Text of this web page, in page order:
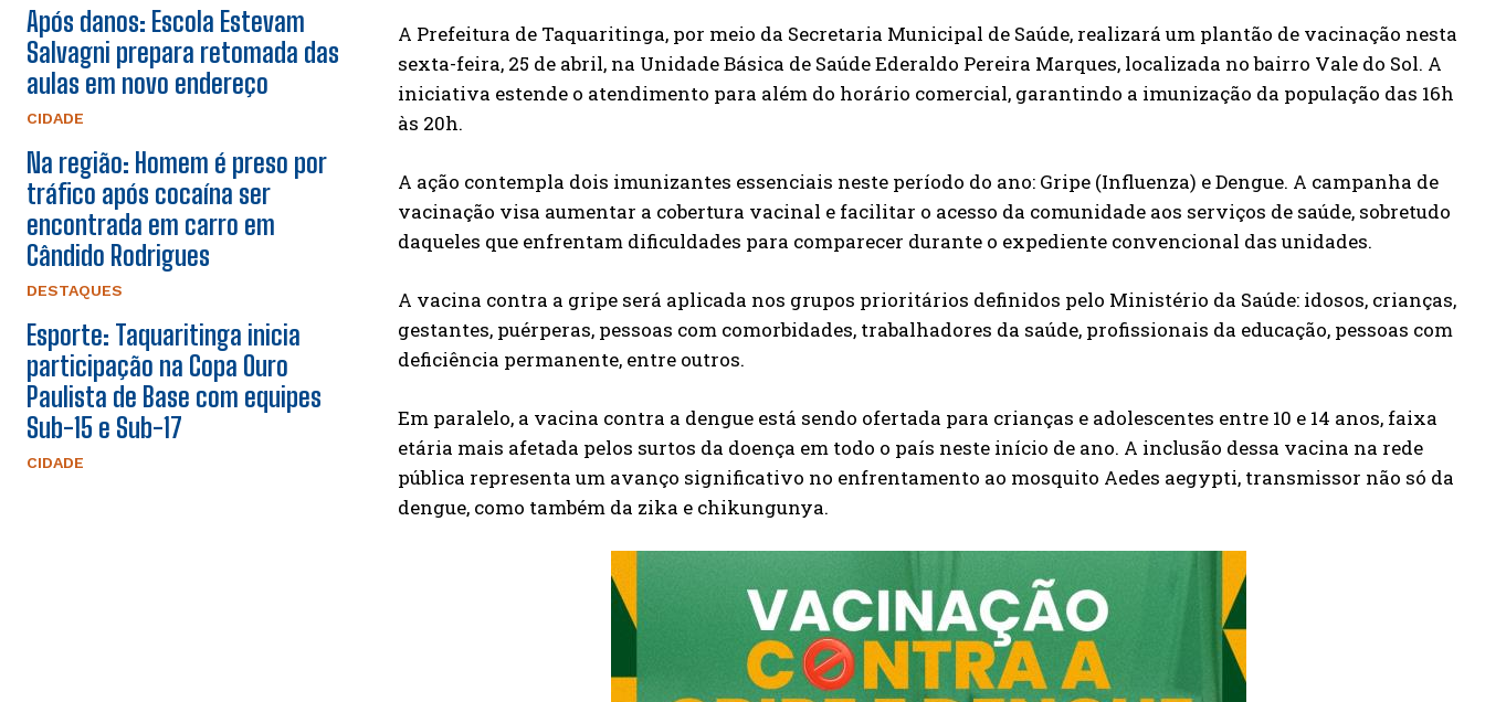
Após danos: Escola Estevam
Salvagni prepara retomada das
aulas em novo endereço
CIDADE
Na região: Homem é preso por
tráfico após cocaína ser
encontrada em carro em
Cândido Rodrigues
DESTAQUES
Esporte: Taquaritinga inicia
participação na Copa Ouro
Paulista de Base com equipes
Sub-15 e Sub-17
CIDADE
A Prefeitura de Taquaritinga, por meio da Secretaria Municipal de Saúde, realizará um plantão de vacinação nesta
sexta-feira, 25 de abril, na Unidade Básica de Saúde Ederaldo Pereira Marques, localizada no bairro Vale do Sol. A
iniciativa estende o atendimento para além do horário comercial, garantindo a imunização da população das 16h
às 20h.
A ação contempla dois imunizantes essenciais neste período do ano: Gripe (Influenza) e Dengue. A campanha de
vacinação visa aumentar a cobertura vacinal e facilitar o acesso da comunidade aos serviços de saúde, sobretudo
daqueles que enfrentam dificuldades para comparecer durante o expediente convencional das unidades.
A vacina contra a gripe será aplicada nos grupos prioritários definidos pelo Ministério da Saúde: idosos, crianças,
gestantes, puérperas, pessoas com comorbidades, trabalhadores da saúde, profissionais da educação, pessoas com
deficiência permanente, entre outros.
Em paralelo, a vacina contra a dengue está sendo ofertada para crianças e adolescentes entre 10 e 14 anos, faixa
etária mais afetada pelos surtos da doença em todo o país neste início de ano. A inclusão dessa vacina na rede
pública representa um avanço significativo no enfrentamento ao mosquito Aedes aegypti, transmissor não só da
dengue, como também da zika e chikungunya.